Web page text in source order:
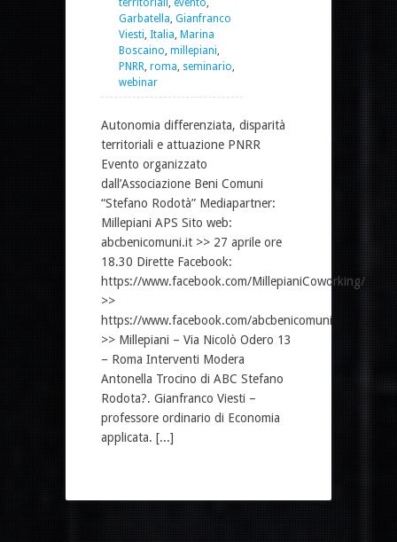
territoriali , evento,
Garbatella, Gianfranco
Viesti, Italia, Marina
Boscaino, millepiani,
PNRR, roma, seminario,
webinar
Autonomia differenziata, disparità
territoriali e attuazione PNRR
Evento organizzato
dall’Associazione Beni Comuni
“Stefano Rodotà” Mediapartner:
Millepiani APS Sito web:
abcbenicomuni.it >> 27 aprile ore
18.30 Dirette Facebook:
https://www.facebook.com/MillepianiCoworking/
>>
https://www.facebook.com/abcbenicomuni
>> Millepiani – Via Nicolò Odero 13
– Roma Interventi Modera
Antonella Trocino di ABC Stefano
Rodota?. Gianfranco Viesti –
professore ordinario di Economia
applicata. [...]